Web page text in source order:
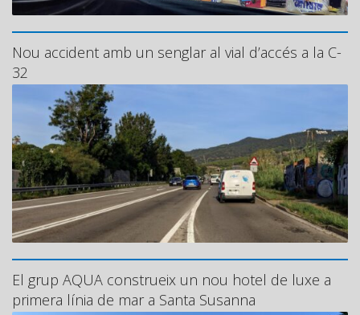
Nou accident amb un senglar al vial d’accés a la C-
32
El grup AQUA construeix un nou hotel de luxe a
primera línia de mar a Santa Susanna